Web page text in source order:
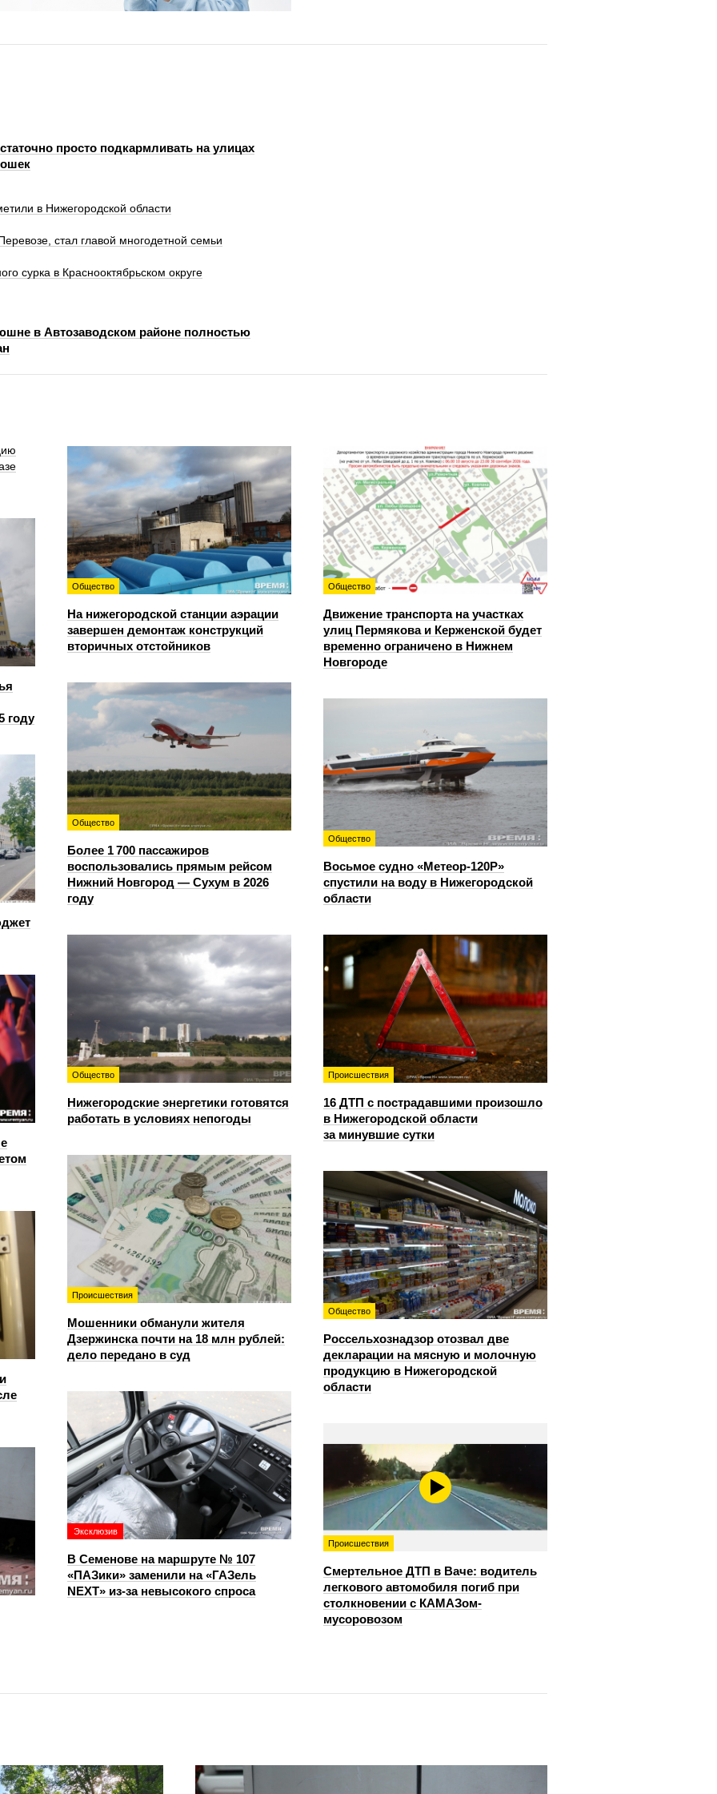
просто подкармливать на улицах
в Нижегородской области
стал главой многодетной семьи
сурка в Краснооктябрьском округе
в Автозаводском районе полностью
Общество
На нижегородской станции аэрации
завершен демонтаж конструкций
вторичных отстойников
Общество
Движение транспорта на участках
улиц Пермякова и Керженской будет
временно ограничено в Нижнем
Новгороде
году
Общество
Более 1 700 пассажиров
воспользовались прямым рейсом
Нижний Новгород — Сухум в 2026
году
Общество
Восьмое судно «Метеор-120Р»
спустили на воду в Нижегородской
области
Общество
Нижегородские энергетики готовятся
работать в условиях непогоды
Происшествия
16 ДТП с пострадавшими произошло
в Нижегородской области
за минувшие сутки
Происшествия
Мошенники обманули жителя
Дзержинска почти на 18 млн рублей:
дело передано в суд
Общество
Россельхознадзор отозвал две
декларации на мясную и молочную
продукцию в Нижегородской
области
Эксклюзив
В Семенове на маршруте № 107
«ПАЗики» заменили на «ГАЗель
NEXT» из‑за невысокого спроса
Происшествия
Смертельное ДТП в Ваче: водитель
легкового автомобиля погиб при
столкновении с КАМАЗом-
мусоровозом